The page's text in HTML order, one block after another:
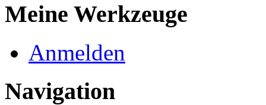
Meine Werkzeuge
Anmelden
Navigation